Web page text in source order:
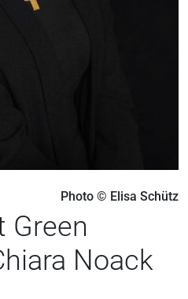
Photo © Elisa Schütz
Green
Noack